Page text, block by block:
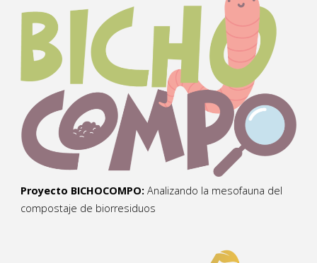
Proyecto BICHOCOMPO: Analizando la mesofauna del
compostaje de biorresiduos